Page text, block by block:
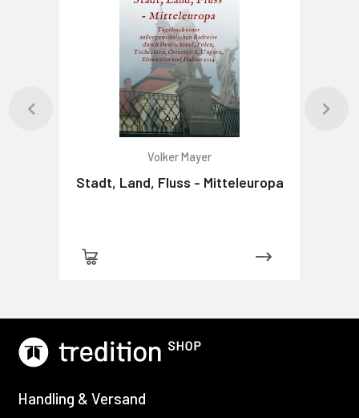
Volker Mayer
Stadt, Land, Fluss - Mitteleuropa
Handling & Versand